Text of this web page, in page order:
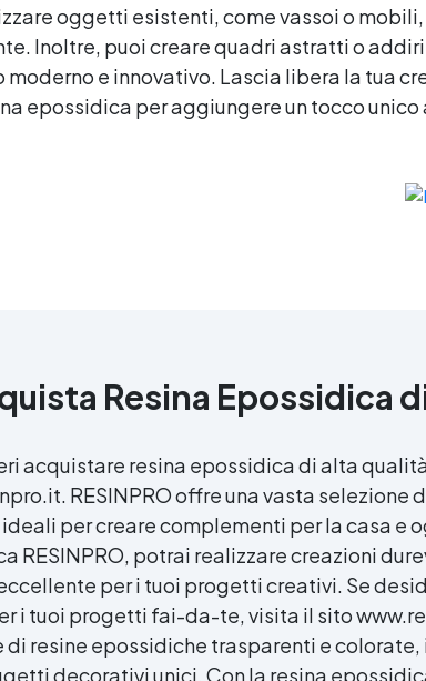
oggetti esistenti, come vassoi o
. Inoltre, puoi creare quadri astratti o
moderno e innovativo. Lascia libera la tua
epossidica per aggiungere un tocco unico
Resina Epossidica
acquistare resina epossidicadi alta
RESINPRO offre una vasta selezione
per creare complementi per la casa e
RESINPRO, potrai realizzare creazioni
per i tuoi progetti creativi. Se
i tuoi progetti fai-da-te, visita il sito
di resine epossidiche trasparenti e
decorativi unici. Con la resina